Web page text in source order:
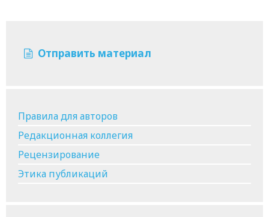
Отправить материал
Правила для авторов
Редакционная коллегия
Рецензирование
Этика публикаций